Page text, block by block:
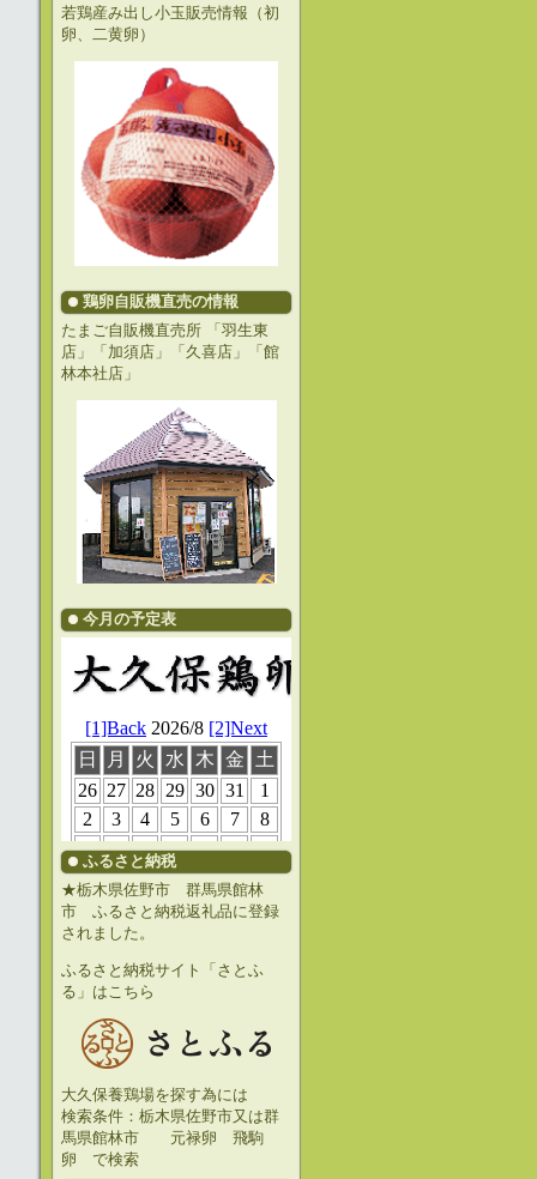
若鶏産み出し小玉販売情報（初
卵、二黄卵）
鶏卵自販機直売の情報
たまご自販機直売所 「羽生東
店」「加須店」「久喜店」「館
林本社店」
今月の予定表
ふるさと納税
★栃木県佐野市 群馬県館林
市 ふるさと納税返礼品に登録
されました。
ふるさと納税サイト「さとふ
る」はこちら
大久保養鶏場を探す為には
検索条件：栃木県佐野市又は群
馬県館林市 元禄卵 飛駒
卵 で検索